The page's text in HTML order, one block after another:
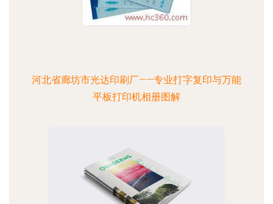
河北省廊坊市光达印刷厂——专业打字复印与万能
平板打印机相册图解